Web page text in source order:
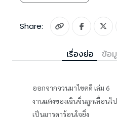
Share:
เรื่องย่อ ข้อ
ออกจากจวนมาไขคดี เล่ม 6
งานแต่งของเฉินจิ่นถูกเลื่อน
เป็นมารดาร้อนใจยิ่ง